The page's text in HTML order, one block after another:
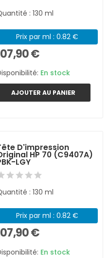
: 130 ml
Prix par ml : 0.82 €
€
En stock
AJOUTER AU PANIER
D'impression
HP 70 (C9407A)
LGY
: 130 ml
Prix par ml : 0.82 €
€
En stock